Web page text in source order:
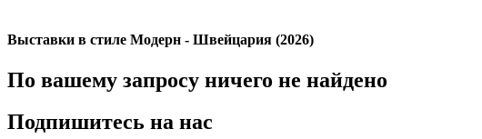
Выставки в стиле Модерн - Швейцария (2026)
По вашему запросу ничего не найдено
Подпишитесь на нас